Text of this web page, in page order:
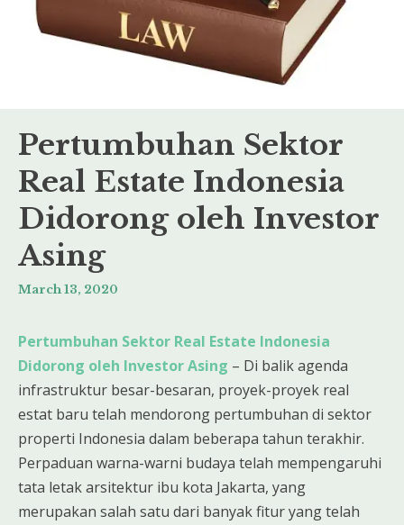
Pertumbuhan Sektor
Real Estate Indonesia
Didorong oleh Investor
Asing
March 13, 2020
Pertumbuhan Sektor Real Estate Indonesia
Didorong oleh Investor Asing – Di balik agenda
infrastruktur besar-besaran, proyek-proyek real
estat baru telah mendorong pertumbuhan di sektor
properti Indonesia dalam beberapa tahun terakhir.
Perpaduan warna-warni budaya telah mempengaruhi
tata letak arsitektur ibu kota Jakarta, yang
merupakan salah satu dari banyak fitur yang telah